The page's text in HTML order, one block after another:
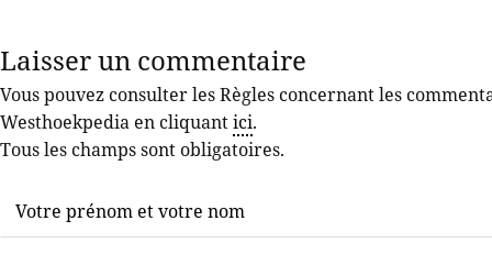
Laisser un commentaire
Vous pouvez consulter les Règles concernant les
Westhoekpedia en cliquantici.
Tous les champs sont obligatoires.